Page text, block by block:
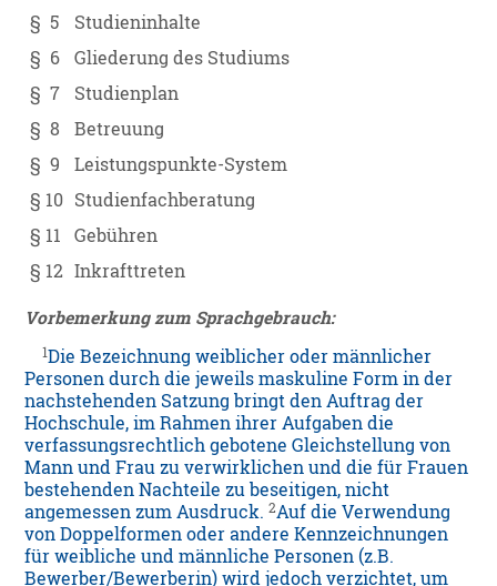
§ 5
Studieninhalte
§ 6
Gliederung des Studiums
§ 7
Studienplan
§ 8
Betreuung
§ 9
Leistungspunkte-System
§ 10 Studienfachberatung
§ 11
Gebühren
§ 12 Inkrafttreten
Vorbemerkung zum Sprachgebrauch:
1Die Bezeichnung weiblicher oder männlicher
Personen durch die jeweils maskuline Form in der
nachstehenden Satzung bringt den Auftrag der
Hochschule, im Rahmen ihrer Aufgaben die
verfassungsrechtlich gebotene Gleichstellung von
Mann und Frau zu verwirklichen und die für Frauen
bestehenden Nachteile zu beseitigen, nicht
angemessen zum Ausdruck.2Auf die Verwendung
von Doppelformen oder andere Kennzeichnungen
für weibliche und männliche Personen (z.B.
Bewerber/Bewerberin) wird jedoch verzichtet, um